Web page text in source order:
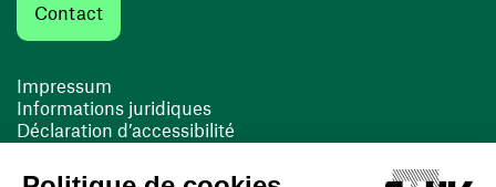
Contact
Impressum
Informations juridiques
Déclaration d’accessibilité
Cookies